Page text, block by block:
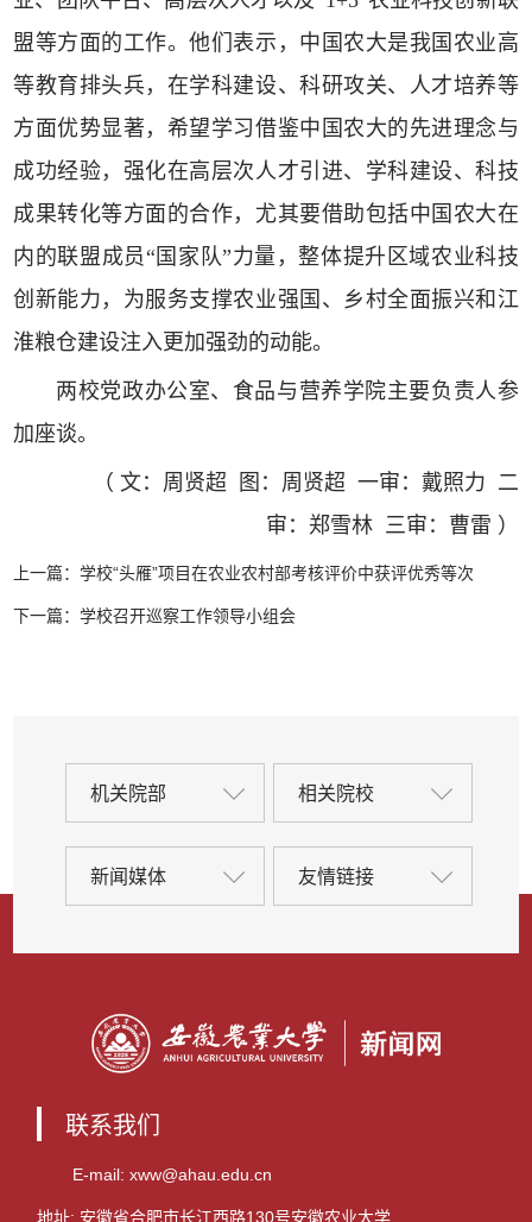
盟等方面的工作。他们表示，中国农大是我国农业高
等教育排头兵，在学科建设、科研攻关、人才培养等
方面优势显著，希望学习借鉴中国农大的先进理念与
成功经验，强化在高层次人才引进、学科建设、科技
成果转化等方面的合作，尤其要借助包括中国农大在
内的联盟成员“国家队”力量，整体提升区域农业科技
创新能力，为服务支撑农业强国、乡村全面振兴和江
淮粮仓建设注入更加强劲的动能。
两校党政办公室、食品与营养学院主要负责人参
加座谈。
（ 文：周贤超 图：周贤超 一审：戴照力 二
审：郑雪林 三审：曹雷 ）
上一篇：学校“头雁”项目在农业农村部考核评价中获评优秀等次
下一篇：学校召开巡察工作领导小组会
机关院部 相关院校
新闻媒体 友情链接
联系我们
E-mail: xww@ahau.edu.cn
地址: 安徽省合肥市长江西路130号安徽农业大学